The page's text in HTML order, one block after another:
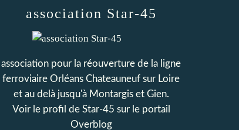
association Star-45
association pour la réouverture de la ligne
ferroviaire Orléans Chateauneuf sur Loire
et au delà jusqu'à Montargis et Gien.
Voir le profil de Star-45 sur le portail
Overblog